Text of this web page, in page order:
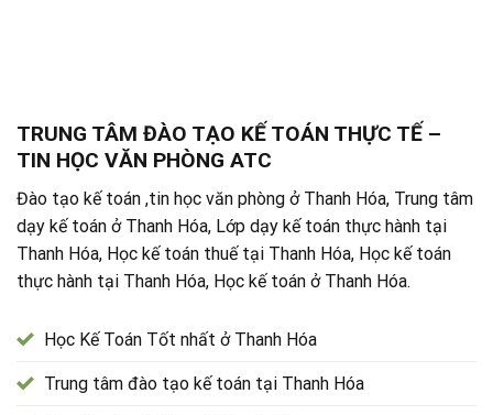
TRUNG TÂM ĐÀO TẠO KẾ TOÁN THỰC TẾ –
TIN HỌC VĂN PHÒNG ATC
Đào tạo kế toán ,tin học văn phòng ở Thanh Hóa, Trung tâm
dạy kế toán ở Thanh Hóa, Lớp dạy kế toán thực hành tại
Thanh Hóa, Học kế toán thuế tại Thanh Hóa, Học kế toán
thực hành tại Thanh Hóa, Học kế toán ở Thanh Hóa.
Học Kế Toán Tốt nhất ở Thanh Hóa
Trung tâm đào tạo kế toán tại Thanh Hóa